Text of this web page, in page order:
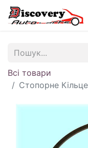
Всі товари
Стопорне